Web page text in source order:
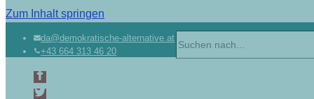
Zum Inhalt springen
da@demokratische-alternative.at
+43 664 313 46 20